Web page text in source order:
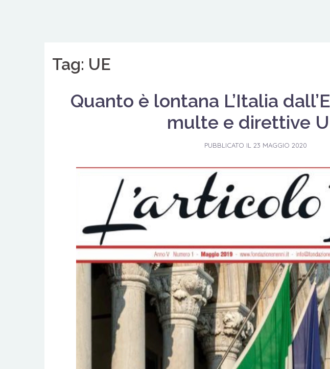
Tag: UE
Quanto è lontana L’Italia
multe e direttive
PUBBLICATO IL23 MAGGIO 2020